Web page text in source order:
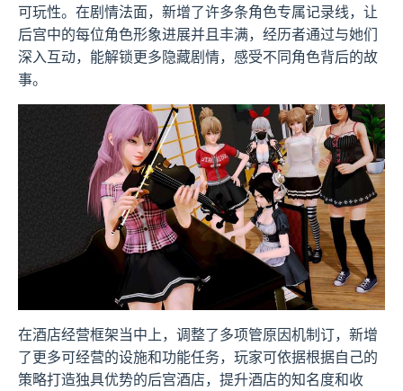
可玩性。在剧情法面，新增了许多条角色专属记录线，让
后宫中的每位角色形象进展并且丰满，经历者通过与她们
深入互动，能解锁更多隐藏剧情，感受不同角色背后的故
事。
在酒店经营框架当中上，调整了多项管原因机制订，新增
了更多可经营的设施和功能任务，玩家可依据根据自己的
策略打造独具优势的后宫酒店，提升酒店的知名度和收